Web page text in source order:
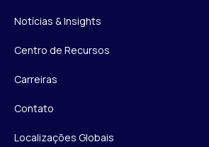
Notícias & Insights
Centro de Recursos
Carreiras
Contato
Localizações Globais